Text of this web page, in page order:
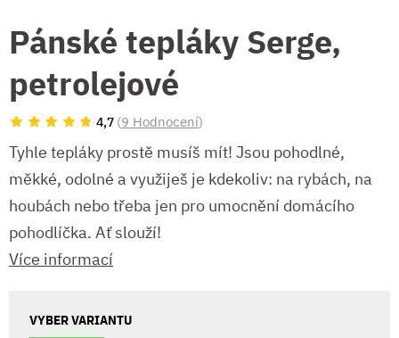
Pánské tepláky Serge,
petrolejové
4,7 (9 Hodnocení)
Tyhle tepláky prostě musíš mít! Jsou pohodlné,
měkké, odolné a využiješ je kdekoliv: na rybách, na
houbách nebo třeba jen pro umocnění domácího
pohodlíčka. Ať slouží!
Více informací
VYBER VARIANTU